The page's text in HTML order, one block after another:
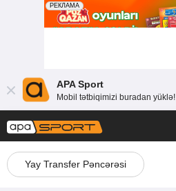
APA Sport
Mobil tətbiqimizi buradan yüklə!
Yay Transfer Pəncərəsi